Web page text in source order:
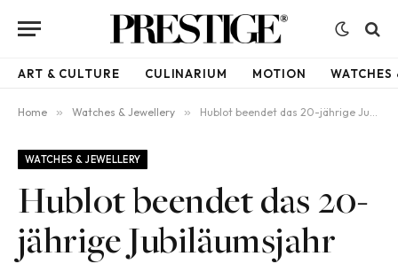
ART & CULTURE CULINARIUM MOTION WATCHES
Home » Watches & Jewellery » Hublot beendet das 20-jährige Jubiläumsjahr des Big Bang mit exklusiven Feier
WATCHES & JEWELLERY
Hublot beendet das 20-
jährige Jubiläumsjahr